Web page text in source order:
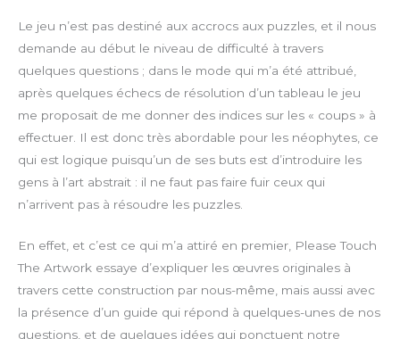
a
y
e
r
f
u
l
l
e
a
d
Le jeu n’est pas destiné aux accrocs aux puzzles, et il nous
demande au début le niveau de difficulté à travers
quelques questions ; dans le mode qui m’a été attribué,
après quelques échecs de résolution d’un tableau le jeu
me proposait de me donner des indices sur les « coups » à
effectuer. Il est donc très abordable pour les néophytes, ce
qui est logique puisqu’un de ses buts est d’introduire les
gens à l’art abstrait : il ne faut pas faire fuir ceux qui
n’arrivent pas à résoudre les puzzles.
En effet, et c’est ce qui m’a attiré en premier, Please Touch
The Artwork essaye d’expliquer les œuvres originales à
travers cette construction par nous-même, mais aussi avec
la présence d’un guide qui répond à quelques-unes de nos
questions, et de quelques idées qui ponctuent notre